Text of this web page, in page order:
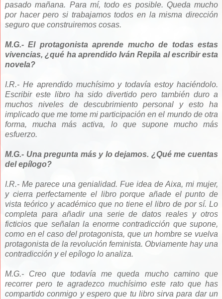
pasado mañana. Para mí, todo es posible. Queda mucho
por hacer pero si trabajamos todos en la misma dirección
seguro que construiremos cosas.
M.G.- El protagonista aprende mucho de todas estas
vivencias, ¿qué ha aprendido Iván Repila al escribir esta
novela?
I.R.- He aprendido muchísimo y todavía estoy haciéndolo.
Escribir este libro ha sido divertido pero también duro a
muchos niveles de descubrimiento personal y esto ha
implicado que me tome mi participación en el mundo de otra
forma, mucha más activa, lo que supone mucho más
esfuerzo.
M.G.- Una pregunta más y lo dejamos. ¿Qué me cuentas
del epílogo?
I.R.- Me parece una genialidad. Fue idea de Aixa, mi mujer,
y cierra perfectamente el libro porque añade el punto de
vista teórico y académico que no tiene el libro de por sí. Lo
completa para añadir una serie de datos reales y otros
ficticios que señalan la enorme contradicción que supone,
como en el caso del protagonista, que un hombre se vuelva
protagonista de la revolución feminista. Obviamente hay una
contradicción y el epílogo lo analiza.
M.G.- Creo que todavía me queda mucho camino que
recorrer pero te agradezco muchísimo este rato que has
compartido conmigo y espero que tu libro sirva para dar un